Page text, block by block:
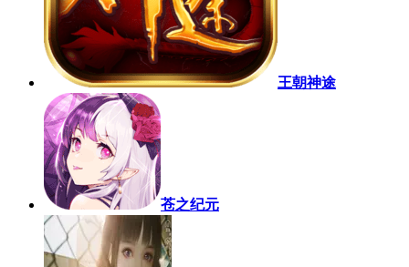
王朝神途
苍之纪元